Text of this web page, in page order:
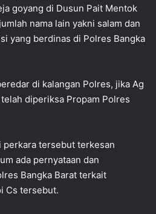
goyang di Dusun Pait Mentok
nama lain yakni salam dan
yang berdinas di Polres Bangka
di kalangan Polres, jika Ag
diperiksa Propam Polres
perkara tersebut terkesan
ada pernyataan dan
Bangka Barat terkait
Cs tersebut.